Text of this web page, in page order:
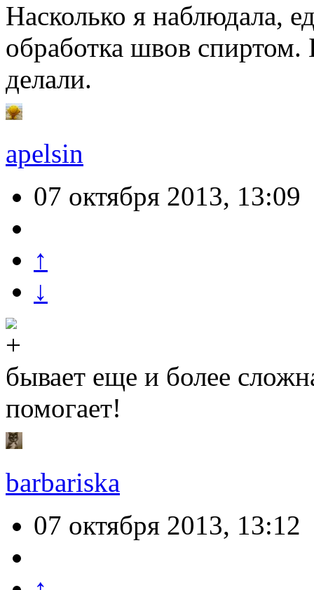
Насколько я наблюдала,
обработка швов
делали.
apelsin
07 октября 2013, 13:09
↑
↓
бывает еще и более
помогает!
barbariska
07 октября 2013, 13:12